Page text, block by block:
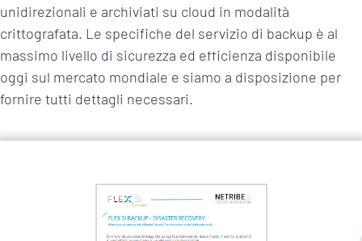
unidirezionali e archiviati su cloud in modalità
crittografata. Le specifiche del servizio di backup è al
massimo livello di sicurezza ed efficienza disponibile
oggi sul mercato mondiale e siamo a disposizione per
fornire tutti dettagli necessari.